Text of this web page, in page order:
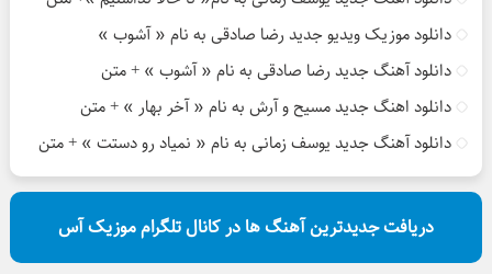
دانلود موزیک ویدیو جدید رضا صادقی به نام « آشوب »
دانلود آهنگ جدید رضا صادقی به نام « آشوب » + متن
دانلود اهنگ جدید مسیح و آرش به نام « آخر بهار » + متن
دانلود آهنگ جدید یوسف زمانی به نام « نمیاد رو دستت » + متن
دریافت جدیدترین آهنگ ها در کانال تلگرام موزیک آس